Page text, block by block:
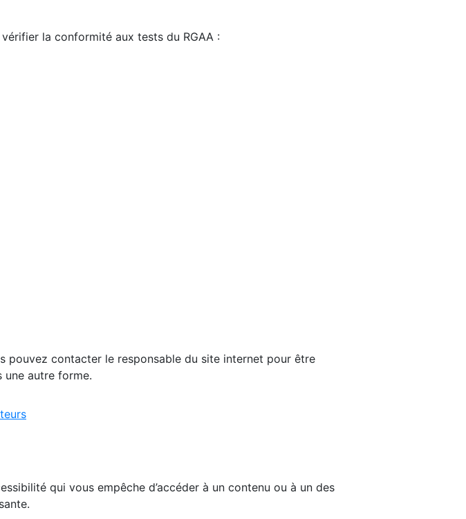
la conformité aux tests du RGAA :
pouvez contacter le responsable du site internet pour être
une autre forme.
qui vous empêche d’accéder à un contenu ou à un des